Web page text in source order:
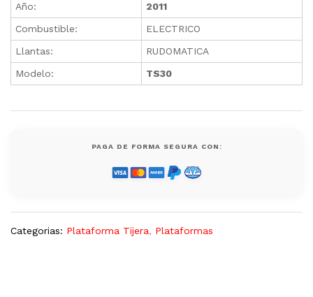
Año:
2011
Combustible:
ELECTRICO
Llantas:
RUDOMATICA
Modelo:
TS30
PAGA DE FORMA SEGURA CON:
Categorias: Plataforma Tijera, Plataformas